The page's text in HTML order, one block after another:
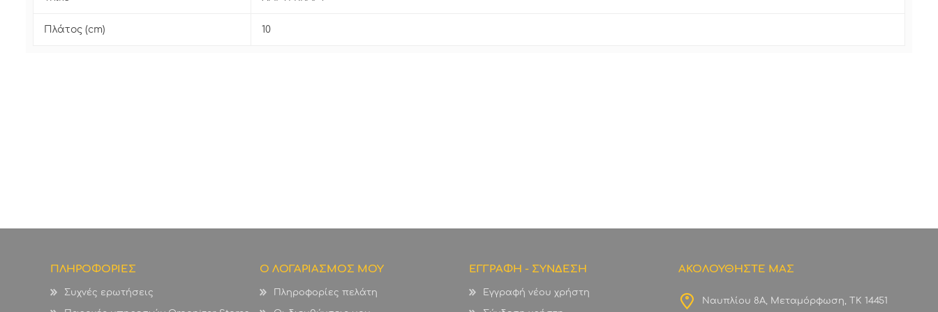
Πλάτος (cm) 10
ΠΛΗΡΟΦΟΡΙΕΣ
Συχνές ερωτήσεις
Ο ΛΟΓΑΡΙΑΣΜΟΣ ΜΟΥ
Πληροφορίες πελάτη
ΕΓΓΡΑΦΗ - ΣΥΝΔΕΣΗ
Εγγραφή νέου χρήστη
ΑΚΟΛΟΥΘΗΣΤΕ ΜΑΣ
Ναυπλίου 8Α, Μεταμόρφωση, ΤΚ 14451